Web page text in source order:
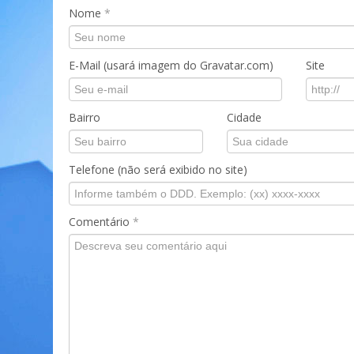
Nome *
E-Mail (usará imagem do Gravatar.com) Site
Bairro Cidade
Telefone (não será exibido no site)
Comentário *